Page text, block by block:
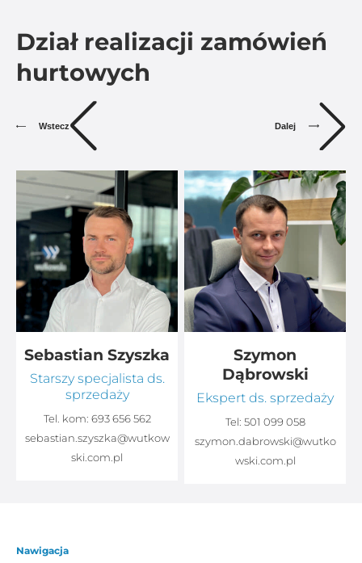
Dział realizacji zamówień
hurtowych
Wstecz Dalej
Sebastian Szyszka
Starszy specjalista ds.
sprzedaży
Tel. kom: 693 656 562
sebastian.szyszka@wutkow
ski.com.pl
Szymon
Dąbrowski
Ekspert ds. sprzedaży
Tel: 501 099 058
szymon.dabrowski@wutko
wski.com.pl
Nawigacja